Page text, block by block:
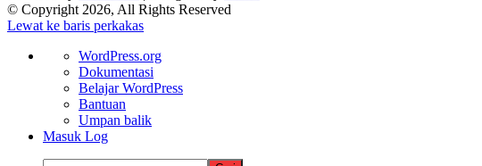
© Copyright 2026, All Rights Reserved
Lewat ke baris perkakas
Tentang
WordPress
WordPress.org
Dokumentasi
Belajar WordPress
Bantuan
Umpan balik
Masuk Log